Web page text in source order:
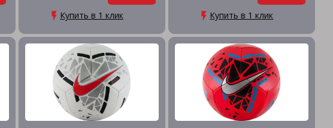
Купить в 1 клик Купить в 1 клик